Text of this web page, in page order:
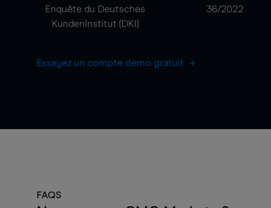
Enquête du Deutsches
Kundeninstitut (DKI)
36/2022
Essayez un compte démo gratuit
FAQS